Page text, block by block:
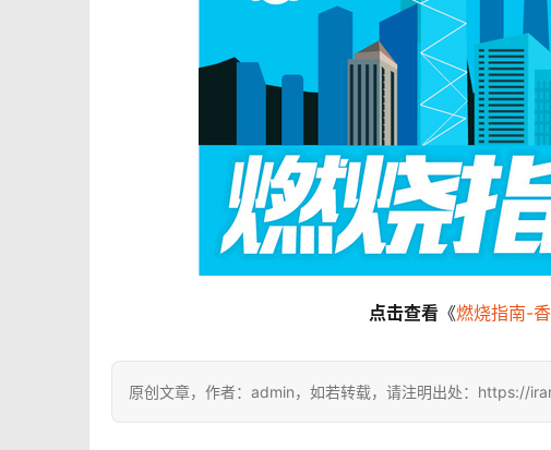
点击查看 《燃烧指南-
原创文章，作者：admin，如若转载，请注明出处：https://